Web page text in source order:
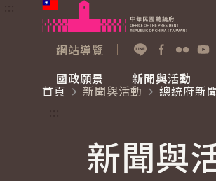
跳到主要內容
網站導覽
國政願景
國家氣候變遷對策委員會
新聞與活動
總統府新聞
賴清德總統
參觀資訊
首頁
新聞與活動
總統府新
新聞與